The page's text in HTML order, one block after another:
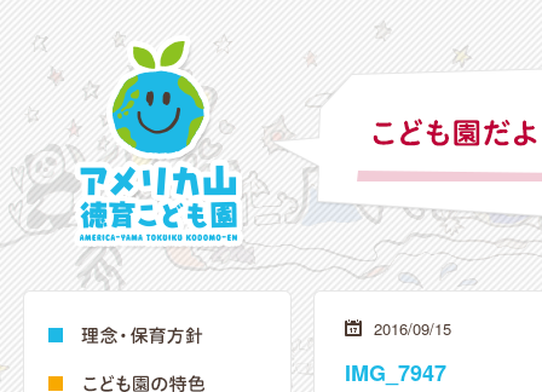
2016/09/15
IMG_7947